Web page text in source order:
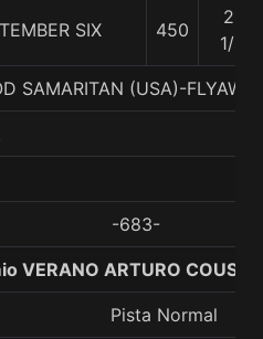
SIX 450
21
1/4
SAMARITAN (USA)-
-683-
VERANO ARTURO
Pista Normal